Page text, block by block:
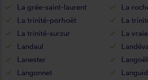
La grée-saint-laurent
La
La trinité-porhoët
La
La trinité-surzur
La
Landaul
Lanester
Langonnet